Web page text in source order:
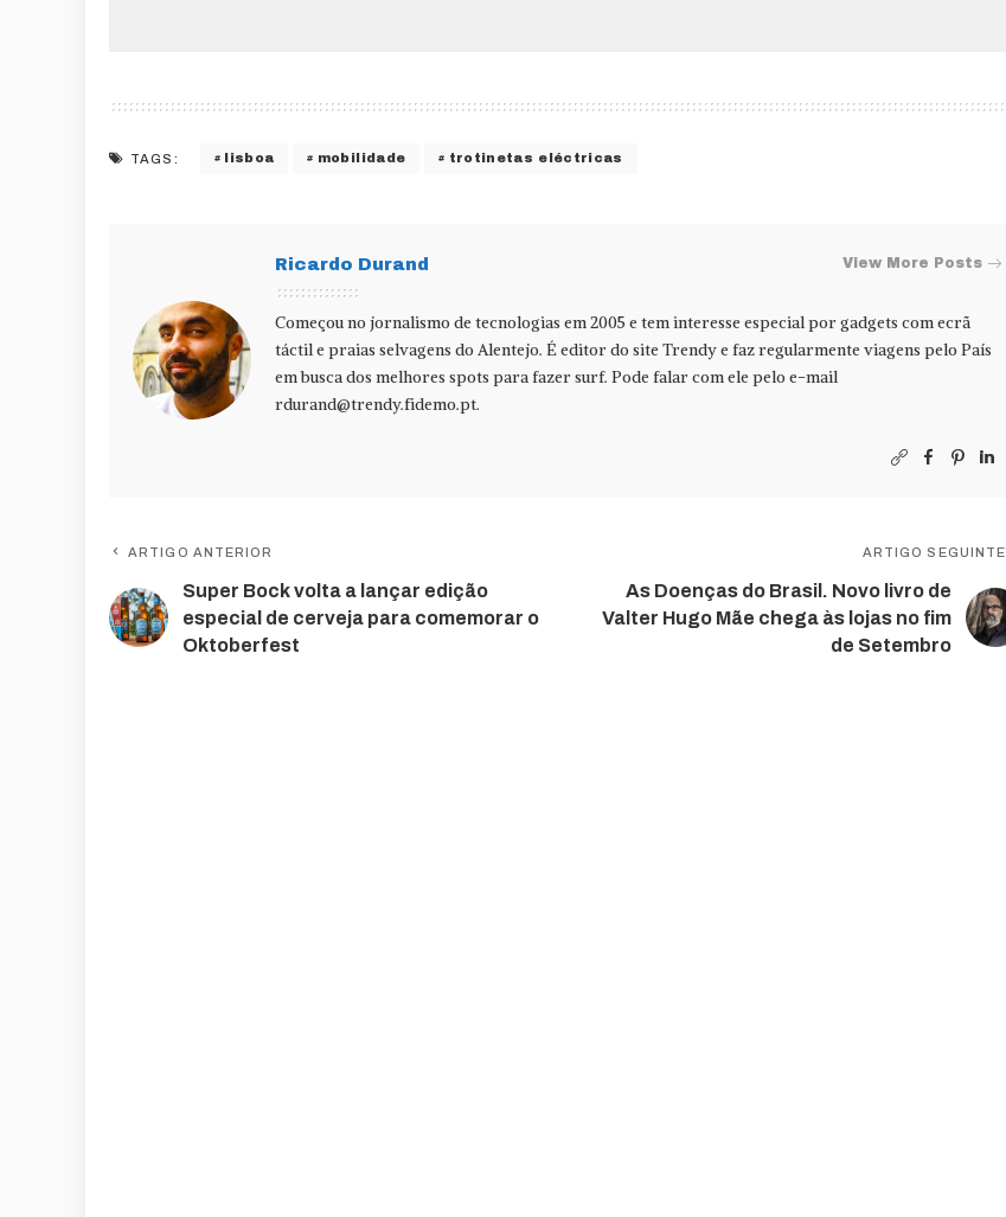
TAGS: lisboa mobilidade trotinetas eléctricas
Ricardo Durand View More Posts
Começou no jornalismo de tecnologias em 2005 e tem interesse especial por gadgets com ecrã
táctil e praias selvagens do Alentejo. É editor do site Trendy e faz regularmente viagens pelo País
em busca dos melhores spots para fazer surf. Pode falar com ele pelo e-mail
rdurand@trendy.fidemo.pt.
ARTIGO ANTERIOR
Super Bock volta a lançar edição
especial de cerveja para comemorar o
Oktoberfest
ARTIGO SEGUINTE
As Doenças do Brasil. Novo livro de
Valter Hugo Mãe chega às lojas no fim
de Setembro